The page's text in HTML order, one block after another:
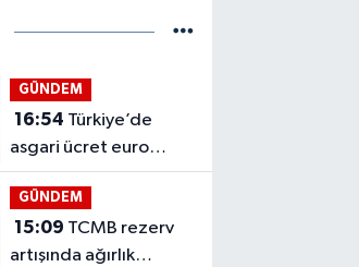
GÜNDEM
16:54
asgari ücret euro
bazında 33 Euro eridi
GÜNDEM
15:09
artışında ağırlık